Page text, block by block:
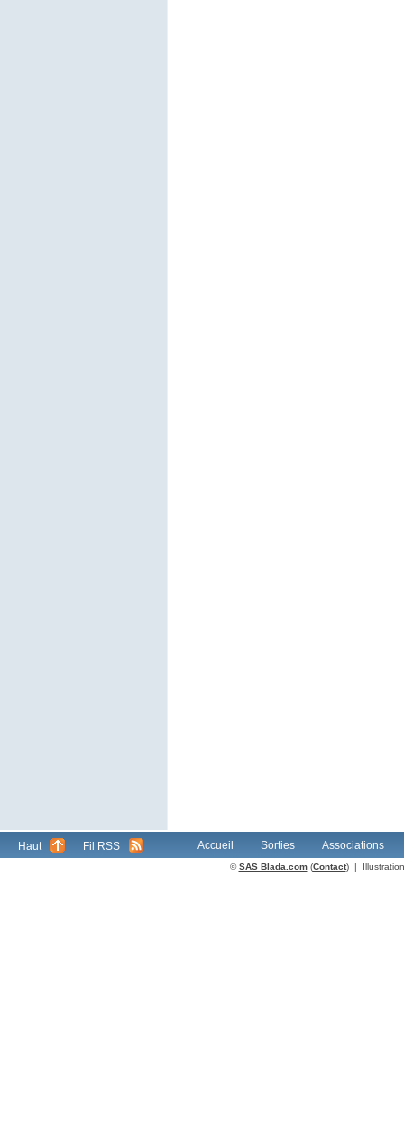
Haut Fil RSS Accueil Sorties Associations
©SAS Blada.com(Contact) |